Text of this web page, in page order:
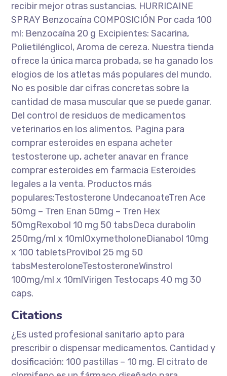
recibir mejor otras sustancias. HURRICAINE
SPRAY Benzocaína COMPOSICIÓN Por cada 100
ml: Benzocaína 20 g Excipientes: Sacarina,
Polietilénglicol, Aroma de cereza. Nuestra tienda
ofrece la única marca probada, se ha ganado los
elogios de los atletas más populares del mundo.
No es posible dar cifras concretas sobre la
cantidad de masa muscular que se puede ganar.
Del control de residuos de medicamentos
veterinarios en los alimentos. Pagina para
comprar esteroides en espana acheter
testosterone up, acheter anavar en france
comprar esteroides em farmacia Esteroides
legales a la venta. Productos más
populares:Testosterone UndecanoateTren Ace
50mg – Tren Enan 50mg – Tren Hex
50mgRexobol 10 mg 50 tabsDeca durabolin
250mg/ml x 10mlOxymetholoneDianabol 10mg
x 100 tabletsProvibol 25 mg 50
tabsMesteroloneTestosteroneWinstrol
100mg/ml x 10mlVirigen Testocaps 40 mg 30
caps.
Citations
¿Es usted profesional sanitario apto para
prescribir o dispensar medicamentos. Cantidad y
dosificación: 100 pastillas – 10 mg. El citrato de